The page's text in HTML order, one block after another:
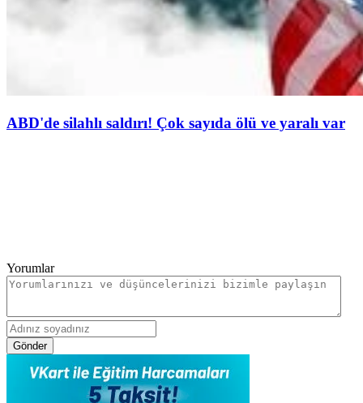
ABD'de silahlı saldırı! Çok sayıda ölü ve yaralı var
Yorumlar
Gönder